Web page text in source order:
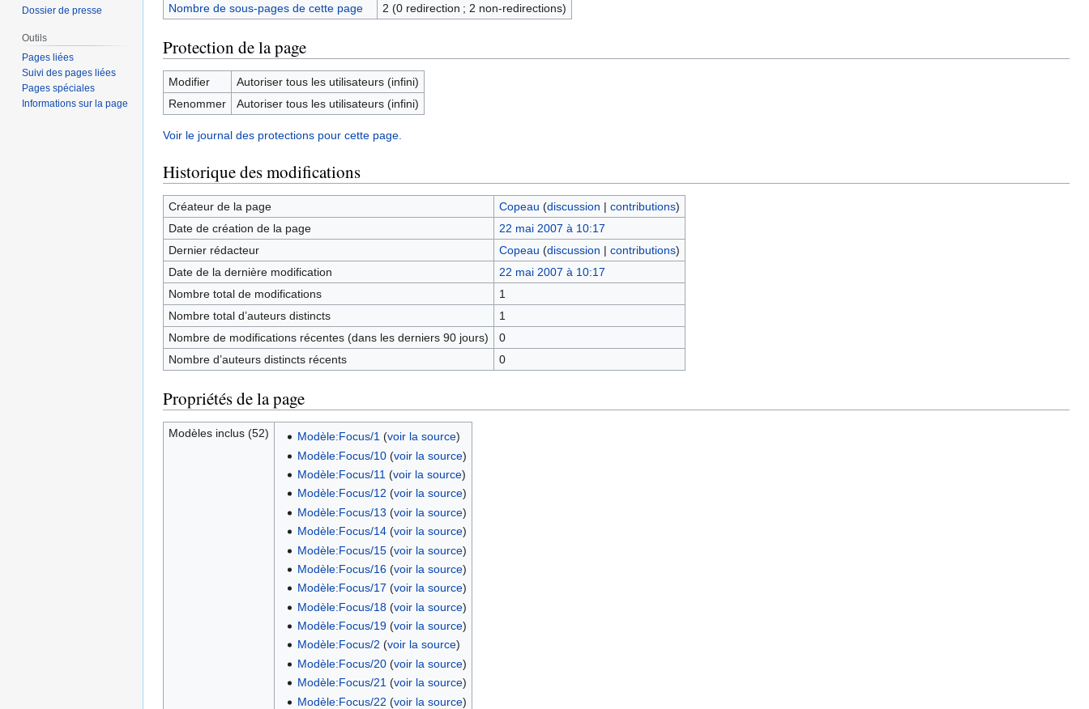
Nombre de sous-pages de cette page 2 (0 redirection ; 2 non-redirections)
Protection de la page
Modifier
Autoriser tous les utilisateurs (infini)
Renommer
Autoriser tous les utilisateurs (infini)
Voir le journal des protections pour cette page.
Historique des modifications
Créateur de la page Copeau (discussion | contributions)
Date de création de la page
22 mai 2007 à 10:17
Dernier rédacteur
Copeau (discussion | contributions)
Date de la dernière modification
22 mai 2007 à 10:17
Nombre total de modifications
1
Nombre total d’auteurs distincts
1
Nombre de modifications récentes (dans les derniers 90 jours)
0
Nombre d’auteurs distincts récents
0
Propriétés de la page
Modèles inclus (52) Modèle:Focus/1 (voir la source)
Modèle:Focus/10(voir la source)
Modèle:Focus/11 (voir la source)
Modèle:Focus/12 (voir la source)
Modèle:Focus/13 (voir la source)
Modèle:Focus/14(voir la source)
Modèle:Focus/15(voir la source)
Modèle:Focus/16(voir la source)
Modèle:Focus/17 (voir la source)
Modèle:Focus/18(voir la source)
Modèle:Focus/19(voir la source)
Modèle:Focus/2 (voir la source)
Modèle:Focus/20(voir la source)
Modèle:Focus/21(voir la source)
Modèle:Focus/22 (voir la source)
Dossier de presse
Outils
Pages liées
Suivi des pages liées
Pages spéciales
Informations sur la page